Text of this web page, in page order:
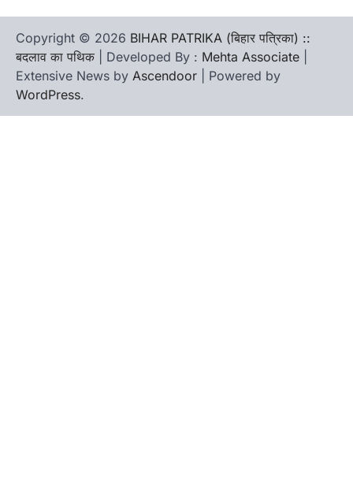
Copyright © 2026 BIHAR PATRIKA (बिहार पत्रिका) ::
बदलाव का पथिक | Developed By : Mehta Associate
Extensive News by Ascendoor | Powered by
WordPress.